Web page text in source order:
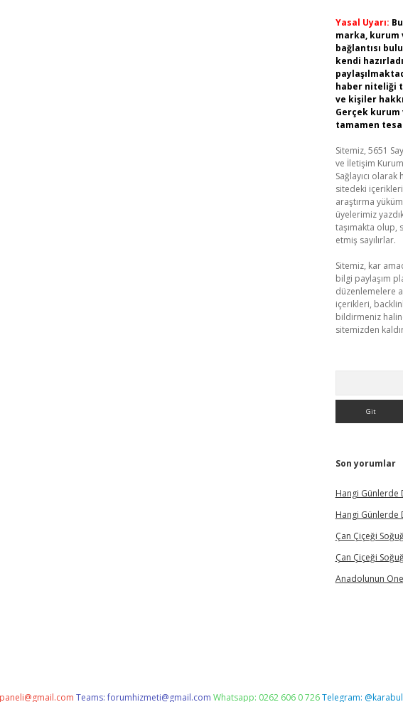
Yasal Uyarı:
marka, kurum
bağlantısı
kendi
haber niteliği
ve kişiler
Gerçek
tamamen
Sitemiz, 5651
ve İletişim
Sağlayıcı
sitedeki
araştırma
üyelerimiz
taşımakta olup,
etmiş sayılırlar.
Sitemiz, kar
bilgi paylaşım
düzenlemelere
içerikleri,
bildirmeniz
sitemizden
Son yorumlar
Hangi Günlerde
Hangi Günlerde
Çan Çiçeği
Çan Çiçeği
Anadolunun
Teams:forumhizmeti@gmail.com Whatsapp: 0262 606 0 726Telegram: @karabul